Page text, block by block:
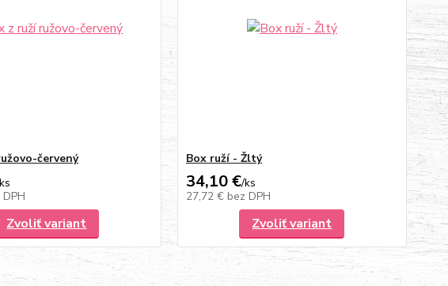
červený
Zvoliť variant
Box ruží - Žltý
34,10 €/ks
27,72 € bez DPH
Zvoliť variant